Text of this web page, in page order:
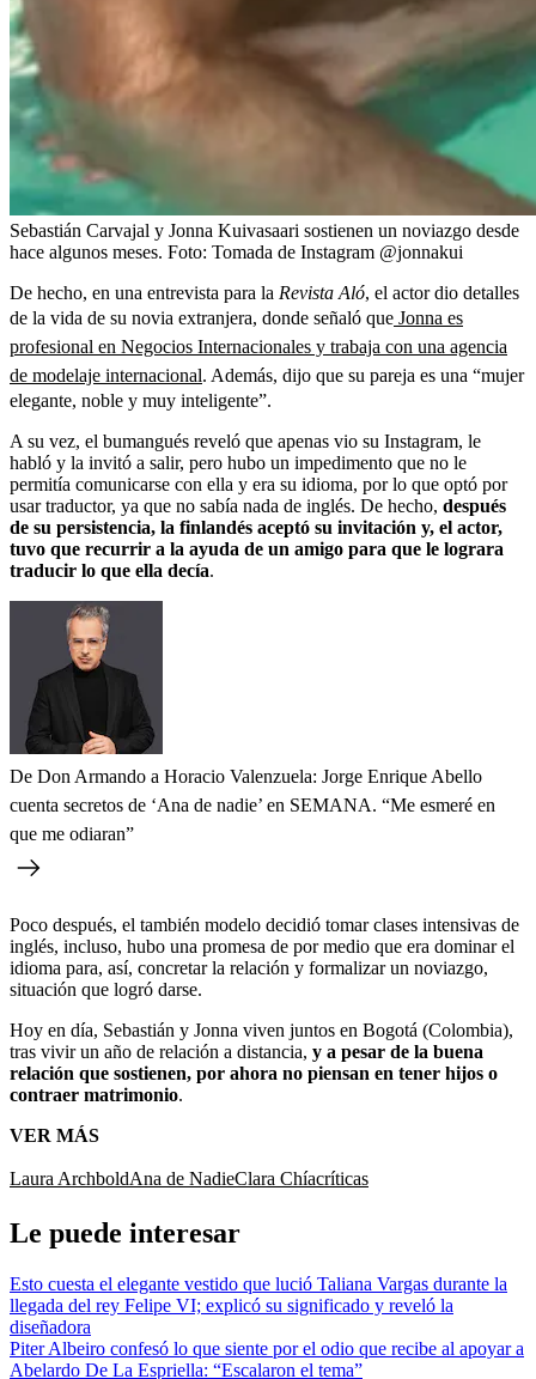
Sebastián Carvajal y Jonna Kuivasaari sostienen un noviazgo desde
hace algunos meses. Foto: Tomada de Instagram @jonnakui
De hecho, en una entrevista para la Revista Aló, el actor dio detalles
de la vida de su novia extranjera, donde señaló que Jonna es
profesional en Negocios Internacionales y trabaja con una agencia
de modelaje internacional. Además, dijo que su pareja es una “mujer
elegante, noble y muy inteligente”.
A su vez, el bumangués reveló que apenas vio su Instagram, le
habló y la invitó a salir, pero hubo un impedimento que no le
permitía comunicarse con ella y era su idioma, por lo que optó por
usar traductor, ya que no sabía nada de inglés. De hecho, después
de su persistencia, la finlandés aceptó su invitación y, el actor,
tuvo que recurrir a la ayuda de un amigo para que le lograra
traducir lo que ella decía.
De Don Armando a Horacio Valenzuela: Jorge Enrique Abello
cuenta secretos de ‘Ana de nadie’ en SEMANA. “Me esmeré en
que me odiaran”
Poco después, el también modelo decidió tomar clases intensivas de
inglés, incluso, hubo una promesa de por medio que era dominar el
idioma para, así, concretar la relación y formalizar un noviazgo,
situación que logró darse.
Hoy en día, Sebastián y Jonna viven juntos en Bogotá (Colombia),
tras vivir un año de relación a distancia, y a pesar de la buena
relación que sostienen, por ahora no piensan en tener hijos o
contraer matrimonio.
VER MÁS
Laura ArchboldAna de NadieClara Chíacríticas
Le puede interesar
Esto cuesta el elegante vestido que lució Taliana Vargas durante la
llegada del rey Felipe VI; explicó su significado y reveló la
diseñadora
Piter Albeiro confesó lo que siente por el odio que recibe al apoyar a
Abelardo De La Espriella: “Escalaron el tema”